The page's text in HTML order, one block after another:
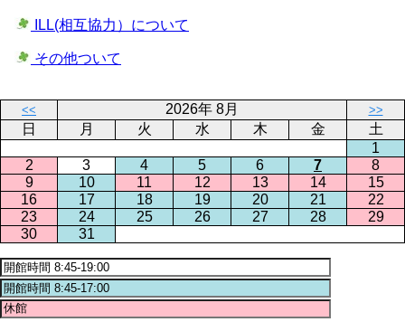
ILL(相互協力）について
その他ついて
<< 2026年 8月 >>
日 月 火 水 木 金
土
1
2
3 4 5 6 7
8
9
10 11 12 13 14
15
16
17 18 19 20 21
22
23
24 25 26 27 28
29
30
31